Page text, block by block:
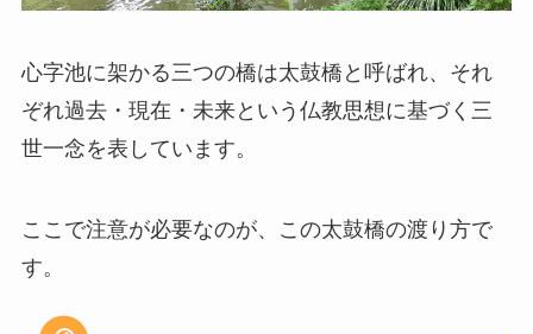
心字池に架かる三つの橋は太鼓橋と呼ばれ、それ
ぞれ過去・現在・未来という仏教思想に基づく三
世一念を表しています。
ここで注意が必要なのが、この太鼓橋の渡り方で
す。